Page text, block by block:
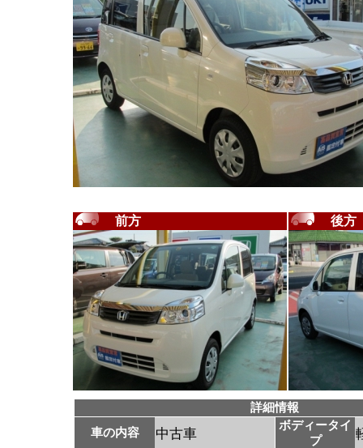
前方 後方
詳細情報
車の内容
中古車
ボディータイ
プ